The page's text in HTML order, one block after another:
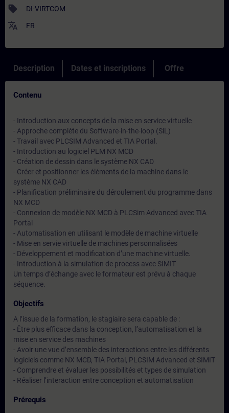
sell DI-VIRTCOM
translate FR
Description Dates et inscriptions Offre
Contenu
- Introduction aux concepts de la mise en service virtuelle
- Approche complète du Software-in-the-loop (SiL)
- Travail avec PLCSIM Advanced et TIA Portal.
- Introduction au logiciel PLM NX MCD
- Création de dessin dans le système NX CAD
- Créer et positionner les éléments de la machine dans le
système NX CAD
- Planification préliminaire du déroulement du programme dans
NX MCD
- Connexion de modèle NX MCD à PLCSim Advanced avec TIA
Portal
- Automatisation en utilisant le modèle de machine virtuelle
- Mise en servie virtuelle de machines personnalisées
- Développement et modification d’une machine virtuelle.
- Introduction à la simulation de process avec SIMIT
Un temps d’échange avec le formateur est prévu à chaque
séquence.
Objectifs
A l’issue de la formation, le stagiaire sera capable de :
- Être plus efficace dans la conception, l’automatisation et la
mise en service des machines
- Avoir une vue d’ensemble des interactions entre les différents
logiciels comme NX MCD, TIA Portal, PLCSIM Advanced et SIMIT
- Comprendre et évaluer les possibilités et types de simulation
- Réaliser l’interaction entre conception et automatisation
Prérequis